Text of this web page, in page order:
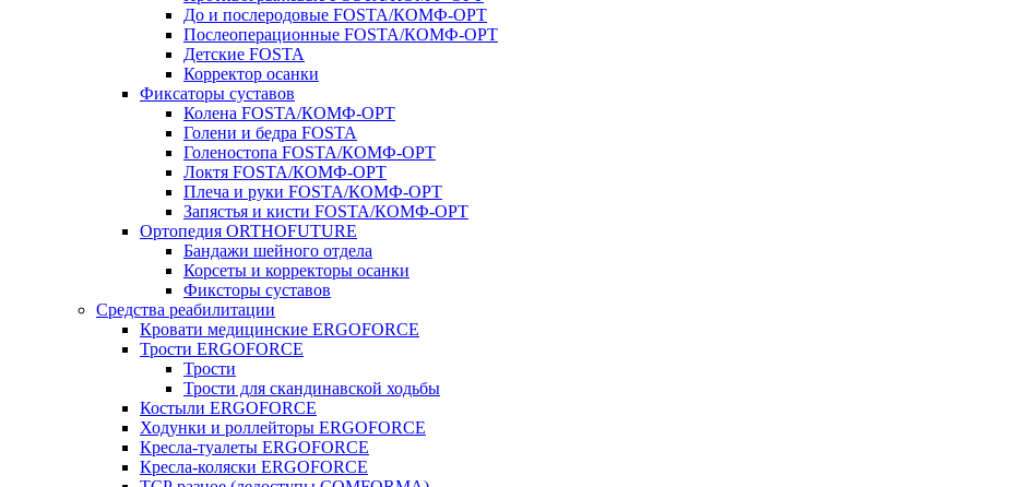
До и послеродовые FOSTA/КОМФ-ОРТ
Послеоперационные FOSTA/КОМФ-ОРТ
Детские FOSTA
Корректор осанки
Фиксаторы суставов
Колена FOSTA/КОМФ-ОРТ
Голени и бедра FOSTA
Голеностопа FOSTA/КОМФ-ОРТ
Локтя FOSTA/КОМФ-ОРТ
Плеча и руки FOSTA/КОМФ-ОРТ
Запястья и кисти FOSTA/КОМФ-ОРТ
Ортопедия ORTHOFUTURE
Бандажи шейного отдела
Корсеты и корректоры осанки
Фиксторы суставов
Средства реабилитации
Кровати медицинские ERGOFORCE
Трости ERGOFORCE
Трости
Трости для скандинавской ходьбы
Костыли ERGOFORCE
Ходунки и роллейторы ERGOFORCE
Кресла-туалеты ERGOFORCE
Кресла-коляски ERGOFORCE